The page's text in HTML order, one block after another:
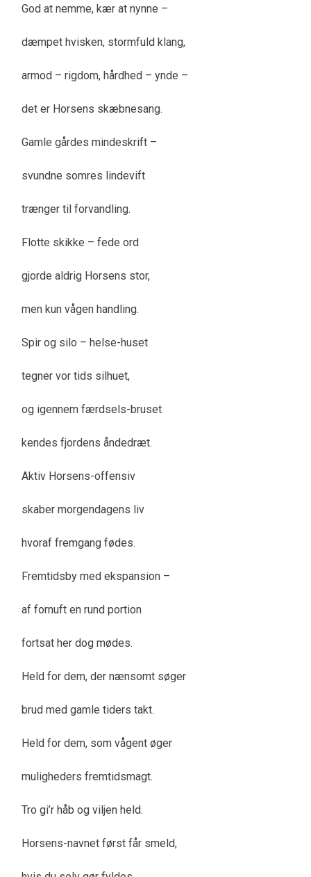
God at nemme, kær at nynne –
dæmpet hvisken, stormfuld klang,
armod – rigdom, hårdhed – ynde –
det er Horsens skæbnesang.
Gamle gårdes mindeskrift –
svundne somres lindevift
trænger til forvandling.
Flotte skikke – fede ord
gjorde aldrig Horsens stor,
men kun vågen handling.
Spir og silo – helse-huset
tegner vor tids silhuet,
og igennem færdsels-bruset
kendes fjordens åndedræt.
Aktiv Horsens-offensiv
skaber morgendagens liv
hvoraf fremgang fødes.
Fremtidsby med ekspansion –
af fornuft en rund portion
fortsat her dog mødes.
Held for dem, der nænsomt søger
brud med gamle tiders takt.
Held for dem, som vågent øger
muligheders fremtidsmagt.
Tro gi’r håb og viljen held.
Horsens-navnet først får smeld,